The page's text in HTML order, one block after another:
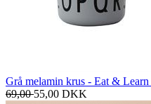
Grå melamin krus - Eat &
69,0055,00 DKK